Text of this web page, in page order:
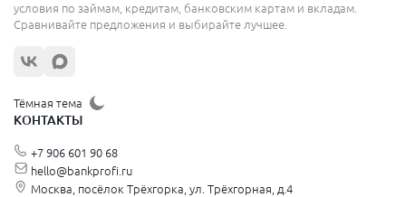
условия по займам, кредитам, банковским картам и вкладам.
Сравнивайте предложения и выбирайте лучшее.
Тёмная тема
КОНТАКТЫ
+7 906 601 90 68
hello@bankprofi.ru
Москва, посёлок Трёхгорка, ул. Трёхгорная, д.4